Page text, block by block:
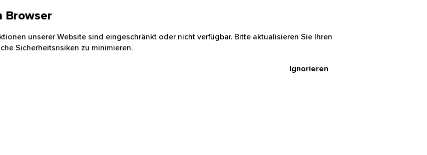
Browser
unserer Website sind eingeschränkt oder nicht verfügbar. Bitte aktualisieren Sie Ihren
Sicherheitsrisiken zu minimieren.
Ignorieren